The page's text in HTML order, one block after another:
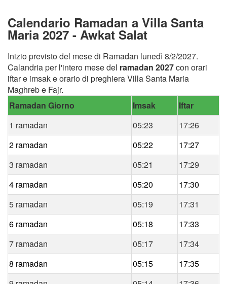
Calendario Ramadan a Villa Santa
Maria 2027 - Awkat Salat
Inizio previsto del mese di Ramadan lunedì 8/2/2027.
Calandria per l'intero mese del ramadan 2027con orari
iftar e imsak e orario di preghiera Villa Santa Maria
Maghreb e Fajr.
Ramadan Giorno
Imsak
Iftar
1 ramadan
05:23
17:26
2 ramadan
05:22
17:27
3 ramadan
05:21
17:29
4 ramadan
05:20
17:30
5 ramadan
05:19
17:31
6 ramadan
05:18
17:33
7 ramadan
05:17
17:34
8 ramadan
05:15
17:35